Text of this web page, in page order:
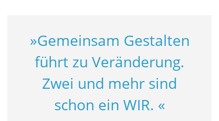
Gemeinsam Gestalten
führt zu Veränderung.
Zwei und mehr sind
schon ein WIR.